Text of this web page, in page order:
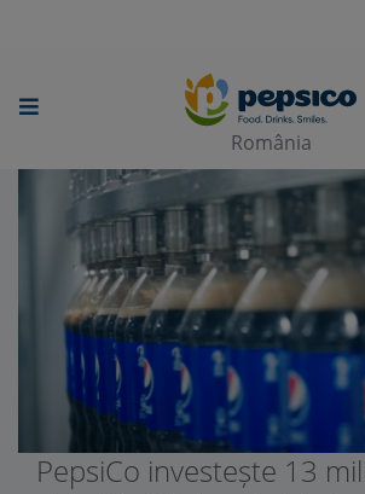
to
main
content
România
PepsiCo investește 13